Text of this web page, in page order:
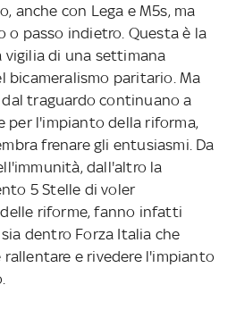
anche con Lega e M5s, ma
o passo indietro. Questa è la
vigilia di una settimana
bicameralismo paritario. Ma
traguardo continuano a
per l'impianto della riforma,
frenare gli entusiasmi. Da
dall'altro la
5 Stelle di voler
riforme, fanno infatti
dentro Forza Italia che
e rivedere l'impianto